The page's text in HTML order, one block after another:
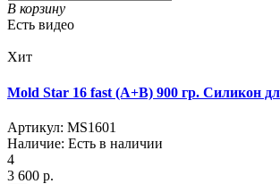
В корзину
Есть видео
Хит
Mold Star 16 fast (A+B) 900 гр. Силикон
Артикул: MS1601
Наличие: Есть в наличии
4
3 600 р.